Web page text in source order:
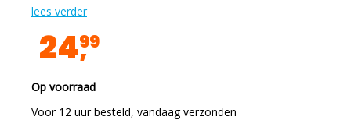
lees verder
2499
Op voorraad
Voor 12 uur besteld, vandaag verzonden